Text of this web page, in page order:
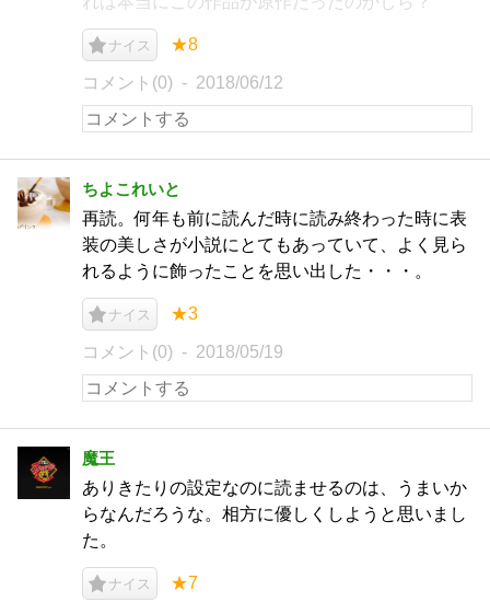
ナイス ★8
コメント(0) 2018/06/12
ちよこれいと
再読。何年も前に読んだ時に読み終わった時に表
装の美しさが小説にとてもあっていて、よく見ら
れるように飾ったことを思い出した・・・。
ナイス ★3
コメント(0) 2018/05/19
魔王
ありきたりの設定なのに読ませるのは、うまいか
らなんだろうな。相方に優しくしようと思いまし
た。
ナイス ★7